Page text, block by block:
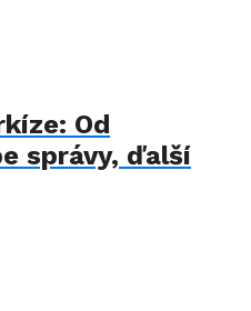
Od
správy, ďalší